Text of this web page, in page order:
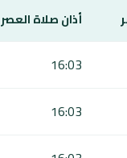
أذان صلاة العصر
16:03
16:03